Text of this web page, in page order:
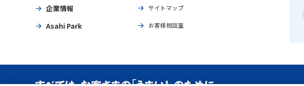
企業情報
Asahi Park
サイトマップ
お客様相談室